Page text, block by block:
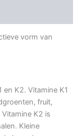
vorm van
en K2. Vitamine K1
fruit,
K2 is
Kleine